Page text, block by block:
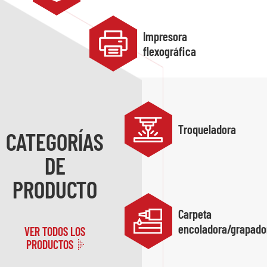
CATEGORÍAS
DE
PRODUCTO
VER TODOS LOS
PRODUCTOS
Impresora
flexográfica
Troqueladora
Carpeta
encoladora/